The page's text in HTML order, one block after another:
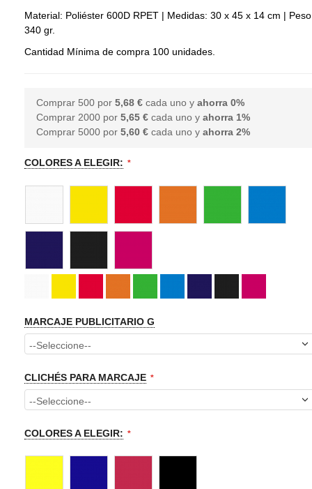
Material: Poliéster 600D RPET | Medidas: 30 x 45 x 14 cm |
340 gr.
Cantidad Mínima de compra 100 unidades.
Comprar 500 por5,68 € cada uno yahorra0%
Comprar 2000 por5,65 € cada uno yahorra 1%
Comprar 5000 por5,60 € cada uno yahorra2%
COLORES A ELEGIR:
MARCAJE PUBLICITARIO G
CLICHÉS PARA MARCAJE
COLORES A ELEGIR: